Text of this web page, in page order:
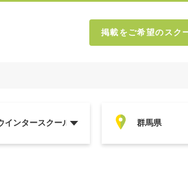
掲載をご希望のスク